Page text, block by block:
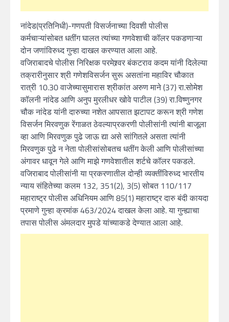
नांदेड(प्रतिनिधी)-गणपती विसर्जनाच्या दिवशी पोलीस
कर्मचाऱ्यांसोबत धतींग घालत त्यांच्या गणवेशाची कॉलर पकडणाऱ्या
दोन जणांविरुध्द गुन्हा दाखल करण्यात आला आहे.
वजिराबादचे पोलीस निरिक्षक परमेश्र्वर बंकटराव कदम यांनी दिलेल्या
तक्रारीनुसार श्री गणेशविसर्जन सुरू असतांना महाविर चौकात
रात्री 10.30 वाजेच्यासुमारास श्रीकांत अरुण माने (37) रा.सोमेश
कॉलनी नांदेड आणि अनुप मुरलीधर खोवे पाटील (39) रा.विष्णुनगर
चौक नांदेड यांनी दारुच्या नशेत आपसात झटापट करून श्री गणेश
विसर्जन मिरवणुक रेंगाळत ठेवल्याप्रकरणी पोलीसांनी त्यांनी बाजूला
व्हा आणि मिरवणुक पुढे जाऊ द्या असे सांगितले असता त्यांनी
मिरवणुक पुढे न नेता पोलीसांसोबतच धतींग केली आणि पोलीसांच्या
अंगावर धावून गेले आणि माझे गणवेशातील शर्टचे कॉलर पकडले.
वजिराबाद पोलीसांनी या प्रकरणातील दोन्ही व्यक्तींविरुध्द भारतीय
न्याय संहितेच्या कलम 132, 351(2), 3(5) सोबत 110/117
महाराष्ट्र पोलीस अधिनियम आणि 85(1) महाराष्ट्र दारु बंदी कायदा
प्रमाणे गुन्हा क्रमांक 463/2024 दाखल केला आहे. या गुन्ह्याचा
तपास पोलीस अंमलदार मुपडे यांच्याकडे देण्यात आला आहे.